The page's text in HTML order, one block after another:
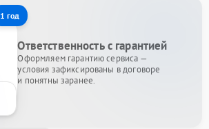
1 год
Ответственность с гарантией
Оформляем гарантию сервиса —
условия зафиксированы в договоре
и понятны заранее.